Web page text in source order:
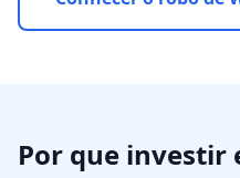
Por que investir